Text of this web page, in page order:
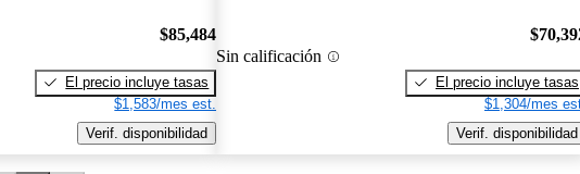
$85,484
El precio incluye tasas
$1,583/mes est.
Verif. disponibilidad
Sin calificación
El precio incluye tasas
$1,304/mes
Verif. disponibilidad